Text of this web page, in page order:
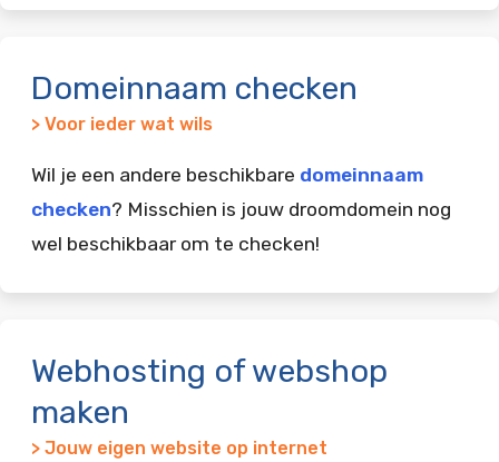
Domeinnaam checken
> Voor ieder wat wils
Wil je een andere beschikbare domeinnaam
checken? Misschien is jouw droomdomein nog
wel beschikbaar om te checken!
Webhosting of webshop
maken
> Jouw eigen website op internet